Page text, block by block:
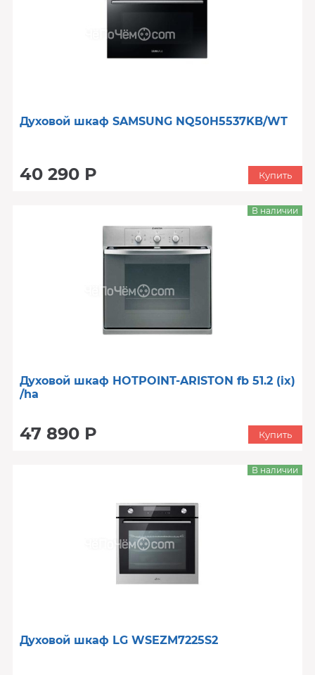
Духовой шкаф SAMSUNG NQ50H5537KB/WT
40 290 Р Купить
Духовой шкаф HOTPOINT-ARISTON fb 51.2 (ix)
/ha
47 890 Р
В наличии
Купить
Духовой шкаф LG WSEZM7225S2
В наличии